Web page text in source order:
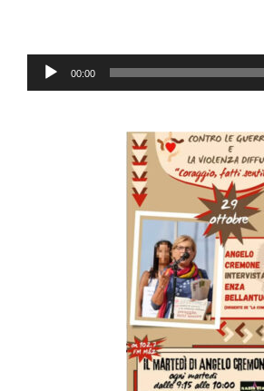
Audio-
Player
00:00